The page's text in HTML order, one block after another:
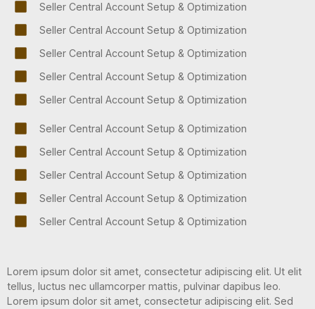
Seller Central Account Setup & Optimization
Seller Central Account Setup & Optimization
Seller Central Account Setup & Optimization
Seller Central Account Setup & Optimization
Seller Central Account Setup & Optimization
Seller Central Account Setup & Optimization
Seller Central Account Setup & Optimization
Seller Central Account Setup & Optimization
Seller Central Account Setup & Optimization
Seller Central Account Setup & Optimization
Lorem ipsum dolor sit amet, consectetur adipiscing elit. Ut elit
tellus, luctus nec ullamcorper mattis, pulvinar dapibus leo.
Lorem ipsum dolor sit amet, consectetur adipiscing elit. Sed